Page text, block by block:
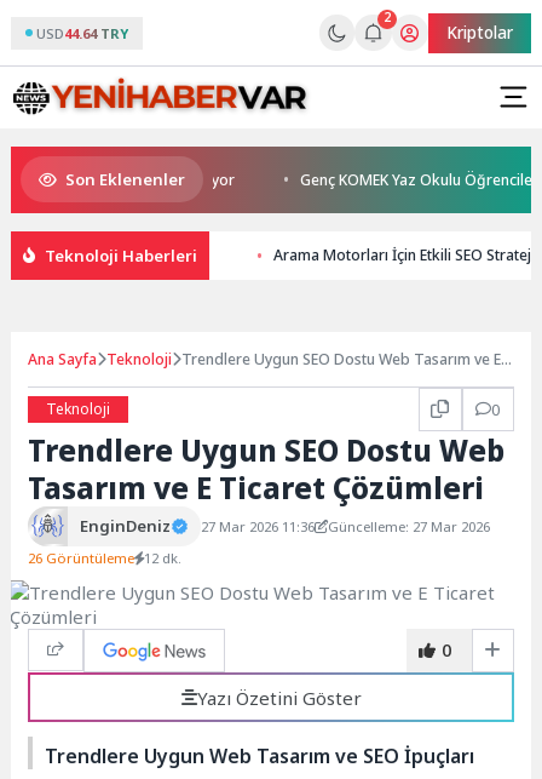
USD44.64 TRY
2
Kriptolar
Son Eklenenler
Okurlarıyla Buluşuyor Genç KOMEK Yaz Okulu Öğrencileri
Teknoloji Haberleri Arama Motorları İçin Etkili SEO
Ana Sayfa Teknoloji Trendlere Uygun SEO Dostu Web Tasarım ve E
Teknoloji
0
Trendlere Uygun SEO Dostu Web
Tasarım ve E Ticaret Çözümleri
EnginDeniz 27 Mar 2026 11:36
Güncelleme: 27 Mar 2026
26 Görüntüleme 12 dk.
0
Yazı Özetini Göster
Trendlere Uygun Web Tasarım ve SEO İpuçları